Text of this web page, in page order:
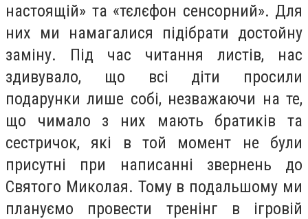
настоящій» та «тєлєфон сенсорний». Для
них ми намагалися підібрати достойну
заміну. Під час читання листів, нас
здивувало, що всі діти просили
подарунки лише собі, незважаючи на те,
що чимало з них мають братиків та
сестричок, які в той момент не були
присутні при написанні звернень до
Святого Миколая. Тому в подальшому ми
плануємо провести тренінг в ігровій